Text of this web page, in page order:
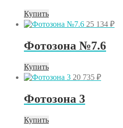
Купить
25 134 ₽
Фотозона №7.6
Купить
20 735 ₽
Фотозона 3
Купить